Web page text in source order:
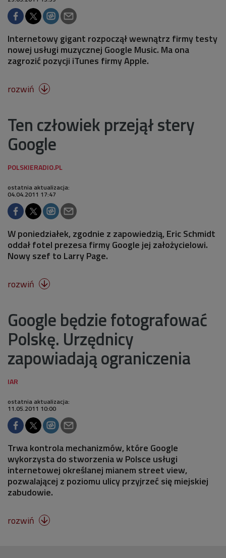
Internetowy gigant rozpoczął wewnątrz firmy testy
nowej usługi muzycznej Google Music. Ma ona
zagrozić pozycji iTunes firmy Apple.
rozwiń 
Ten człowiek przejął stery
Google
ostatnia aktualizacja:
04.04.2011 17:47
W poniedziałek, zgodnie z zapowiedzią, Eric Schmidt
oddał fotel prezesa firmy Google jej założycielowi.
Nowy szef to Larry Page.
rozwiń 
Google będzie fotografować
Polskę. Urzędnicy
zapowiadają ograniczenia
ostatnia aktualizacja:
11.05.2011 10:00
Trwa kontrola mechanizmów, które Google
wykorzysta do stworzenia w Polsce usługi
internetowej określanej mianem street view,
pozwalającej z poziomu ulicy przyjrzeć się miejskiej
zabudowie.
rozwiń 